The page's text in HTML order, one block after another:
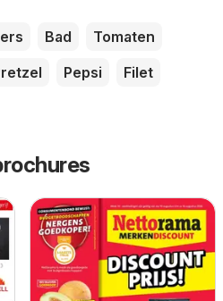
Bad
Tomaten
Pepsi
Filet